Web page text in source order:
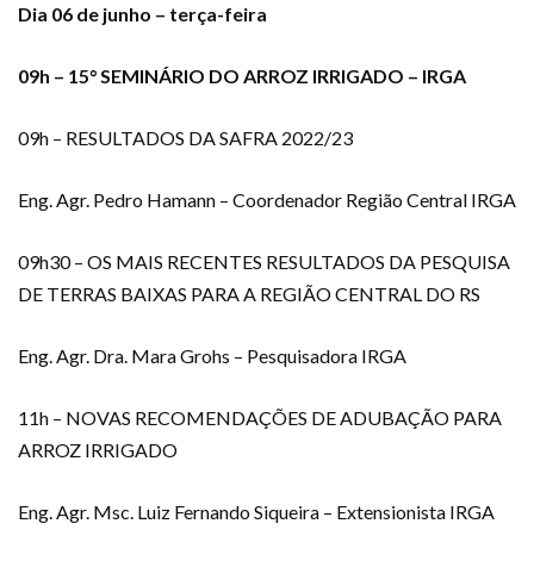
Dia 06 de junho – terça-feira
09h – 15° SEMINÁRIO DO ARROZ IRRIGADO – IRGA
09h – RESULTADOS DA SAFRA 2022/23
Eng. Agr. Pedro Hamann – Coordenador Região Central IRGA
09h30 – OS MAIS RECENTES RESULTADOS DA PESQUISA
DE TERRAS BAIXAS PARA A REGIÃO CENTRAL DO RS
Eng. Agr. Dra. Mara Grohs – Pesquisadora IRGA
11h – NOVAS RECOMENDAÇÕES DE ADUBAÇÃO PARA
ARROZ IRRIGADO
Eng. Agr. Msc. Luiz Fernando Siqueira – Extensionista IRGA